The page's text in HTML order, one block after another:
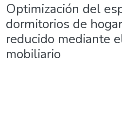
Optimización del
dormitorios de
reducido mediante
mobiliario